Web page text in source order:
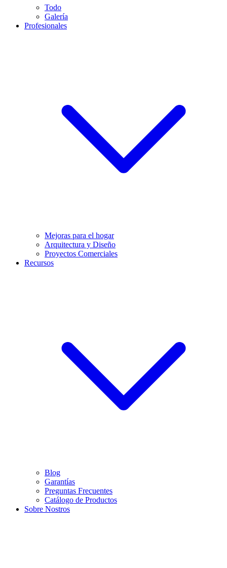
Todo
Galería
Profesionales
Mejoras para el hogar
Arquitectura y Diseño
Proyectos Comerciales
Recursos
Blog
Garantías
Preguntas Frecuentes
Catálogo de Productos
Sobre Nostros